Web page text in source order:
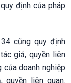
định của pháp
cũng quy định
giả, quyền liên
doanh nghiệp
liên quan.